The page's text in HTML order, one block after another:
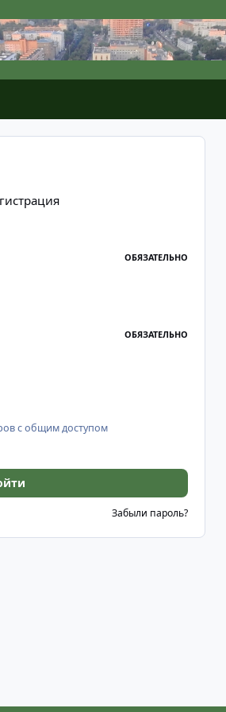
ОБЯЗАТЕЛЬНО
ОБЯЗАТЕЛЬНО
с общим доступом
Забыли пароль?